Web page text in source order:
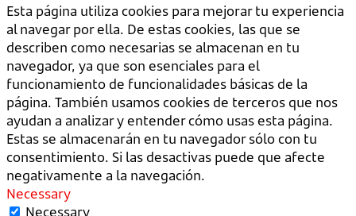
Esta página utiliza cookies para mejorar tu experiencia
al navegar por ella. De estas cookies, las que se
describen como necesarias se almacenan en tu
navegador, ya que son esenciales para el
funcionamiento de funcionalidades básicas de la
página. También usamos cookies de terceros que nos
ayudan a analizar y entender cómo usas esta página.
Estas se almacenarán en tu navegador sólo con tu
consentimiento. Si las desactivas puede que afecte
negativamente a la navegación.
Necessary
Necessary